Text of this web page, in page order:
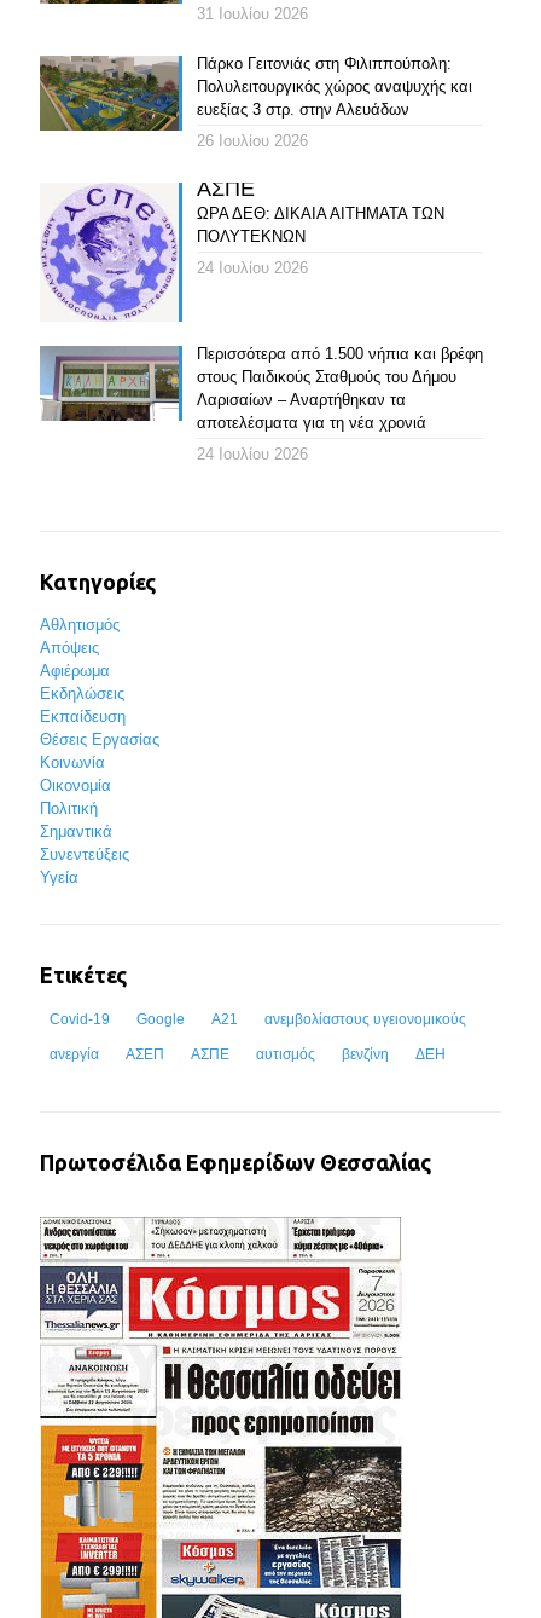
31 Ιουλίου 2026
Πάρκο Γειτονιάς στη Φιλιππούπολη:
Πολυλειτουργικός χώρος αναψυχής και
ευεξίας 3 στρ. στην Αλευάδων
26 Ιουλίου 2026
ΑΣΠΕ
ΩΡΑ ΔΕΘ: ΔΙΚΑΙΑ ΑΙΤΗΜΑΤΑ ΤΩΝ
ΠΟΛΥΤΕΚΝΩΝ
24 Ιουλίου 2026
Περισσότερα από 1.500 νήπια και βρέφη
στους Παιδικούς Σταθμούς του Δήμου
Λαρισαίων – Αναρτήθηκαν τα
αποτελέσματα για τη νέα χρονιά
24 Ιουλίου 2026
Κατηγορίες
Αθλητισμός
Απόψεις
Αφιέρωμα
Εκδηλώσεις
Εκπαίδευση
Θέσεις Εργασίας
Κοινωνία
Οικονομία
Πολιτική
Σημαντικά
Συνεντεύξεις
Υγεία
Ετικέτες
Covid-19 Google Α21 ανεμβολίαστους υγειονομικούς
ανεργία ΑΣΕΠ ΑΣΠΕ αυτισμός βενζίνη ΔΕΗ
Πρωτοσέλιδα Εφημερίδων Θεσσαλίας